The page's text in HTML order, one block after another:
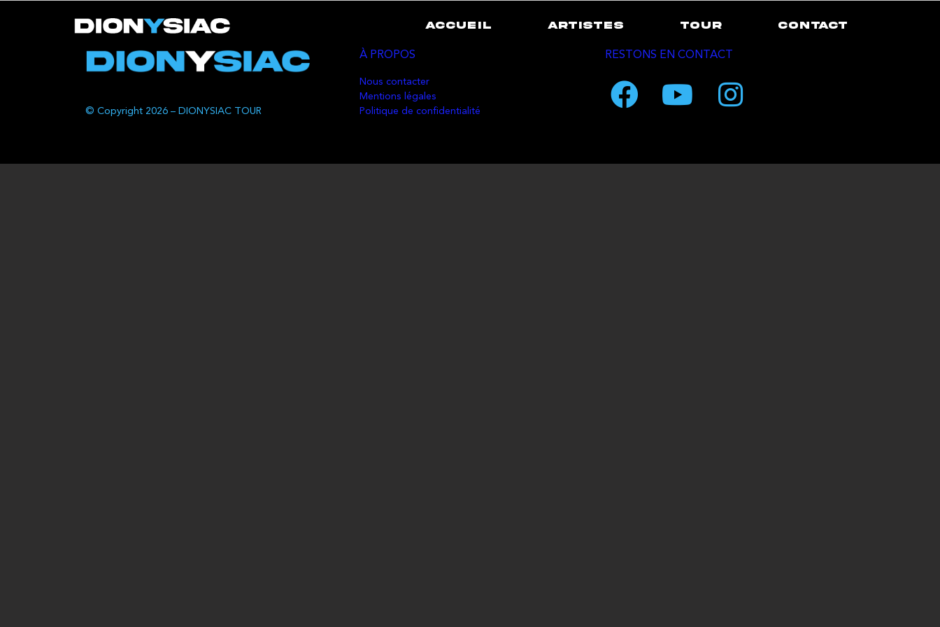
ACCUEIL ARTISTES TOUR CONTACT
© Copyright 2026 – DIONYSIAC TOUR
À PROPOS
Nous contacter
Mentions légales
Politique de confidentialité
RESTONS EN CONTACT